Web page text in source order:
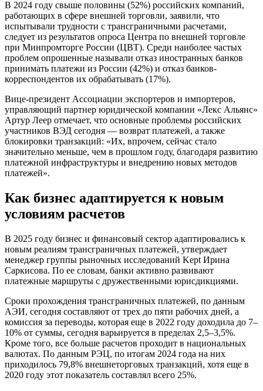
В 2024 году свыше половины (52%) российских компаний,
работающих в сфере внешней торговли, заявили, что
испытывали трудности с трансграничными расчетами,
следует из результатов опроса Центра по внешней торговле
при Минпромторге России (ЦВТ). Среди наиболее частых
проблем опрошенные называли отказ иностранных банков
принимать платежи из России (42%) и отказ банков-
корреспондентов их обрабатывать (17%).
Вице-президент Ассоциации экспортеров и импортеров,
управляющий партнер юридической компании «Лекс Альянс»
Артур Леер отмечает, что основные проблемы российских
участников ВЭД сегодня — возврат платежей, а также
блокировки транзакций: «Их, впрочем, сейчас стало
значительно меньше, чем в прошлом году, благодаря развитию
платежной инфраструктуры и внедрению новых методов
платежей».
Как бизнес адаптируется к новым
условиям расчетов
В 2025 году бизнес и финансовый сектор адаптировались к
новым реалиям трансграничных платежей, утверждает
менеджер группы рыночных исследований Kept Ирина
Саркисова. По ее словам, банки активно развивают
платежные маршруты с дружественными юрисдикциями.
Сроки прохождения трансграничных платежей, по данным
АЭИ, сегодня составляют от трех до пяти рабочих дней, а
комиссия за переводы, которая еще в 2022 году доходила до 7–
10% от суммы, сегодня варьируется в пределах 2,5–3,5%.
Кроме того, все больше расчетов проходит в национальных
валютах. По данным РЭЦ, по итогам 2024 года на них
приходилось 79,8% внешнеторговых транзакций, хотя еще в
2020 году этот показатель составлял всего 25%.